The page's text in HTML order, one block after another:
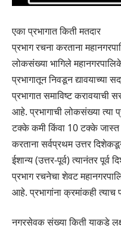
एका प्रभागात किती मतदार
प्रभाग रचना करताना
लोकसंख्या भागिले
प्रभागातून निवडून द्यावयाच्या
प्रभागात समाविष्ट करावयाची
आहे. प्रभागाची लोकसंख्या त्या
टक्के कमी किंवा 10 टक्के जास्त
करताना सर्वप्रथम उत्तर
ईशान्य (उत्तर-पूर्व) त्यानंतर
प्रभाग रचनेचा शेवट
आहे. प्रभागांना क्रमांकही
नगरसेवक संख्या किती याकडे